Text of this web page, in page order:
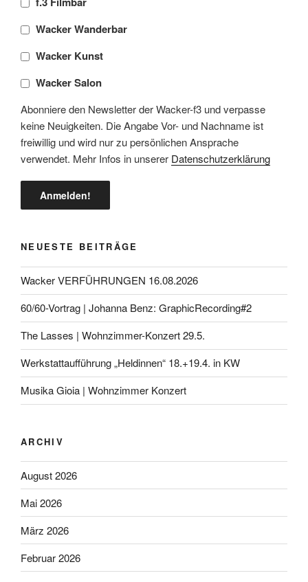
Wacker Wanderbar
Wacker Kunst
Wacker Salon
Abonniere den Newsletter der Wacker-f3 und verpasse
keine Neuigkeiten. Die Angabe Vor- und Nachname ist
freiwillig und wird nur zu persönlichen Ansprache
verwendet. Mehr Infos in unserer Datenschutzerklärung
NEUESTE BEITRÄGE
Wacker VERFÜHRUNGEN 16.08.2026
60/60-Vortrag | Johanna Benz: GraphicRecording#2
The Lasses | Wohnzimmer-Konzert 29.5.
Werkstattaufführung „Heldinnen“ 18.+19.4. in KW
Musika Gioia | Wohnzimmer Konzert
ARCHIV
August 2026
Mai 2026
März 2026
Februar 2026